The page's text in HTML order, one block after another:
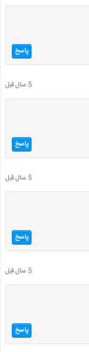
پاسخ
5 سال قبل
پاسخ
5 سال قبل
پاسخ
5 سال قبل
پاسخ